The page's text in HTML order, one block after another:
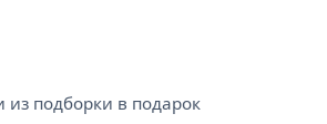
из подборки в подарок